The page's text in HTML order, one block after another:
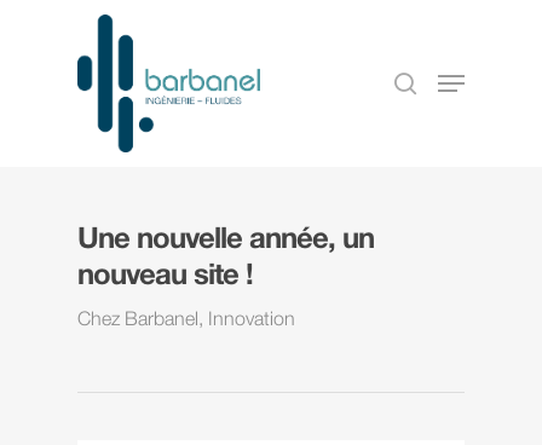
Une nouvelle année, un
nouveau site !
Chez Barbanel, Innovation